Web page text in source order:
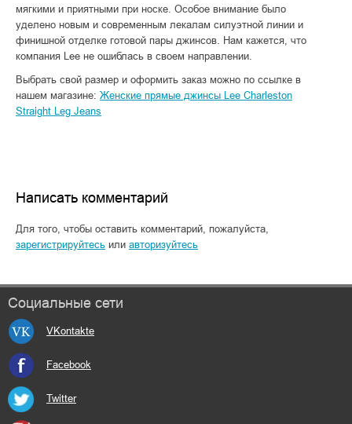
мягкими и приятными при носке. Особое внимание было
уделено новым и современным лекалам силуэтной линии и
финишной отделке готовой пары джинсов. Нам кажется, что
компания Lee не ошиблась в своем направлении.
Выбрать свой размер и оформить заказ можно по ссылке в
нашем магазине: Женские прямые джинсы Lee Charleston
Straight Leg Jeans
Написать комментарий
Для того, чтобы оставить комментарий, пожалуйста,
зарегистрируйтесь или авторизуйтесь
Социальные сети
VKontakte
Facebook
Twitter